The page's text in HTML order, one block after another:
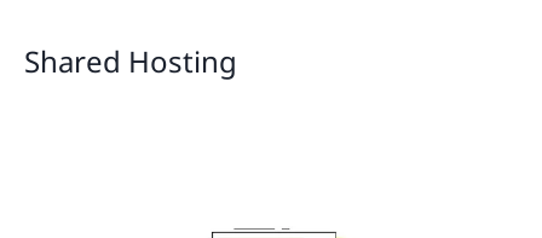
Shared Hosting